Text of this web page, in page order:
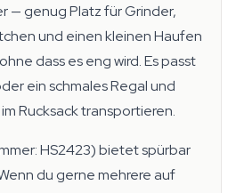
— genug Platz für Grinder,
und einen kleinen Haufen
dass es eng wird. Es passt
ein schmales Regal und
Rucksack transportieren.
HS2423) bietet spürbar
du gerne mehrere auf